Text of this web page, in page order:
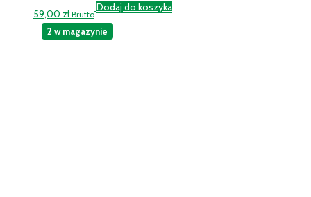
59,00 zł Brutto
Dodaj do koszyka
2 w magazynie